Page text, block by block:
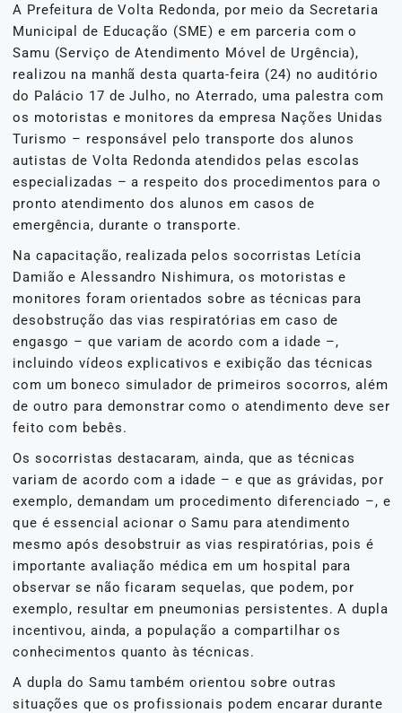
A Prefeitura de Volta Redonda, por meio da Secretaria
Municipal de Educação (SME) e em parceria com o
Samu (Serviço de Atendimento Móvel de Urgência),
realizou na manhã desta quarta-feira (24) no auditório
do Palácio 17 de Julho, no Aterrado, uma palestra com
os motoristas e monitores da empresa Nações Unidas
Turismo – responsável pelo transporte dos alunos
autistas de Volta Redonda atendidos pelas escolas
especializadas – a respeito dos procedimentos para o
pronto atendimento dos alunos em casos de
emergência, durante o transporte.
Na capacitação, realizada pelos socorristas Letícia
Damião e Alessandro Nishimura, os motoristas e
monitores foram orientados sobre as técnicas para
desobstrução das vias respiratórias em caso de
engasgo – que variam de acordo com a idade –,
incluindo vídeos explicativos e exibição das técnicas
com um boneco simulador de primeiros socorros, além
de outro para demonstrar como o atendimento deve ser
feito com bebês.
Os socorristas destacaram, ainda, que as técnicas
variam de acordo com a idade – e que as grávidas, por
exemplo, demandam um procedimento diferenciado –, e
que é essencial acionar o Samu para atendimento
mesmo após desobstruir as vias respiratórias, pois é
importante avaliação médica em um hospital para
observar se não ficaram sequelas, que podem, por
exemplo, resultar em pneumonias persistentes. A dupla
incentivou, ainda, a população a compartilhar os
conhecimentos quanto às técnicas.
A dupla do Samu também orientou sobre outras
situações que os profissionais podem encarar durante